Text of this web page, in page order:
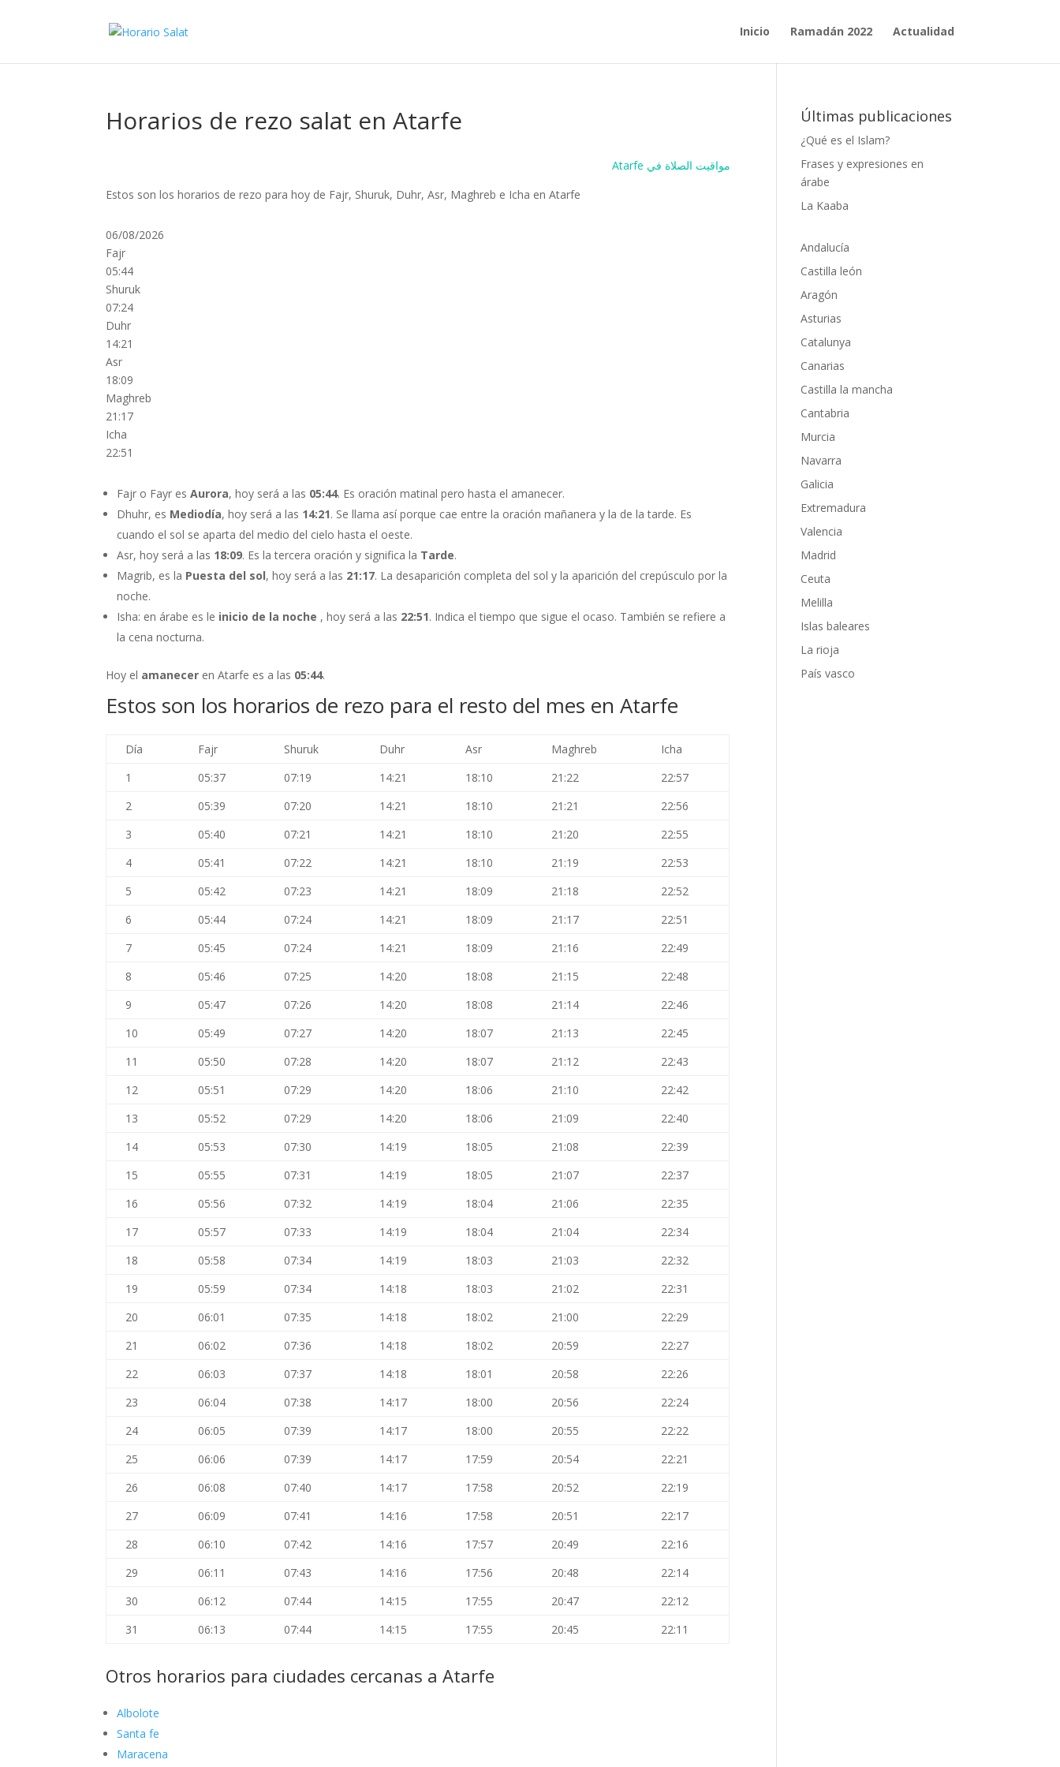
Inicio Ramadán 2022 Actualidad
Horarios de rezo salat en Atarfe
Atarfe مواقيت الصلاة في
Estos son los horarios de rezo para hoy de Fajr, Shuruk, Duhr, Asr, Maghreb e Icha en Atarfe
06/08/2026
Fajr
05:44
Shuruk
07:24
Duhr
14:21
Asr
18:09
Maghreb
21:17
Icha
22:51
Fajr o Fayr esAurora, hoy será a las 05:44. Es oración matinal pero hasta el amanecer.
Dhuhr, es Mediodía, hoy será a las 14:21. Se llama así porque cae entre la oración mañanera y la de la tarde. Es
cuando el sol se aparta del medio del cielo hasta el oeste.
Asr, hoy será a las 18:09. Es la tercera oración y significa la Tarde.
Magrib, es la Puesta del sol, hoy será a las 21:17. La desaparición completa del sol y la aparición del crepúsculo por la
noche.
Isha: en árabe es le inicio de la noche , hoy será a las 22:51. Indica el tiempo que sigue el ocaso. También se refiere a
la cena nocturna.
Hoy el amanecer en Atarfe es a las 05:44.
Estos son los horarios de rezo para el resto del mes en Atarfe
Día Fajr Shuruk Duhr Asr Maghreb
Icha
1
05:37 07:19 14:21 18:10 21:22
22:57
2
05:39 07:20 14:21 18:10 21:21
22:56
3
05:40 07:21 14:21 18:10 21:20
22:55
4
05:41 07:22 14:21 18:10 21:19
22:53
5
05:42 07:23 14:21 18:09 21:18
22:52
6
05:44 07:24 14:21 18:09 21:17
22:51
7
05:45 07:24 14:21 18:09 21:16
22:49
8
05:46 07:25 14:20 18:08 21:15
22:48
9
05:47 07:26 14:20 18:08 21:14
22:46
10
05:49 07:27 14:20 18:07 21:13
22:45
11
05:50 07:28 14:20 18:07 21:12
22:43
12
05:51 07:29 14:20 18:06 21:10
22:42
13
05:52 07:29 14:20 18:06 21:09
22:40
14
05:53 07:30 14:19 18:05 21:08
22:39
15
05:55 07:31 14:19 18:05 21:07
22:37
16
05:56 07:32 14:19 18:04 21:06
22:35
17
05:57 07:33 14:19 18:04 21:04
22:34
18
05:58 07:34 14:19 18:03 21:03
22:32
19
05:59 07:34 14:18 18:03 21:02
22:31
20
06:01 07:35 14:18 18:02 21:00
22:29
21
06:02 07:36 14:18 18:02 20:59
22:27
22
06:03 07:37 14:18 18:01 20:58
22:26
23
06:04 07:38 14:17 18:00 20:56
22:24
24
06:05 07:39 14:17 18:00 20:55
22:22
25
06:06 07:39 14:17 17:59 20:54
22:21
26
06:08 07:40 14:17 17:58 20:52
22:19
27
06:09 07:41 14:16 17:58 20:51
22:17
28
06:10 07:42 14:16 17:57 20:49
22:16
29
06:11 07:43 14:16 17:56 20:48
22:14
30
06:12 07:44 14:15 17:55 20:47
22:12
31
06:13 07:44 14:15 17:55 20:45 22:11
Otros horarios para ciudades cercanas a Atarfe
Albolote
Santa fe
Maracena
Últimas publicaciones
¿Qué es el Islam?
Frases y expresiones en
árabe
La Kaaba
Andalucía
Castilla león
Aragón
Asturias
Catalunya
Canarias
Castilla la mancha
Cantabria
Murcia
Navarra
Galicia
Extremadura
Valencia
Madrid
Ceuta
Melilla
Islas baleares
La rioja
País vasco